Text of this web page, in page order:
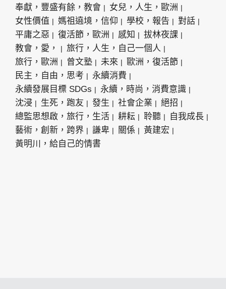
奉獻，豐盛有餘，教會
女兒，人生，歐洲
女性價值
媽祖遶境，信仰 學校，報告
對話
平庸之惡
復活節，歐洲 感知
拔林夜課
教會，愛，
旅行，人生，自己一個人
旅行，歐洲
曾文塾 未來
歐洲，復活節
民主，自由，思考
永續消費
永續發展目標 SDGs
永續，時尚，消費意識
沈浸
生死，跑友 發生 社會企業
絕招
總監思想啟，旅行，生活
耕耘 聆聽
自我成長
藝術，創新，跨界
謙卑 關係
黃建宏
黃明川，給自己的情書